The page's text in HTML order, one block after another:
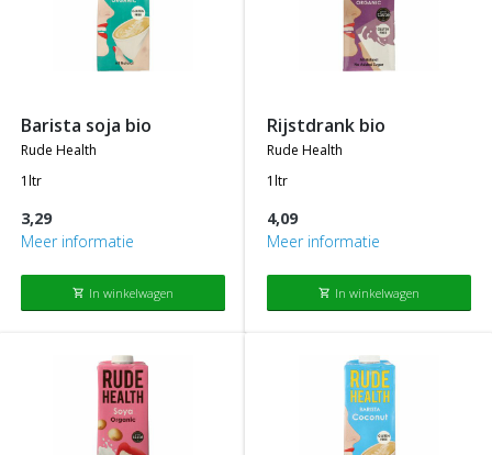
barista soja bio
rude health
1ltr
3,29
Meer informatie
shopping_cart In winkelwagen
rijstdrank bio
rude health
1ltr
4,09
Meer informatie
shopping_cart In winkelwagen